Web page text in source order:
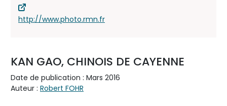
http://www.photo.rmn.fr
KAN GAO, CHINOIS DE CAYENNE
Date de publication : Mars 2016
Auteur : Robert FOHR